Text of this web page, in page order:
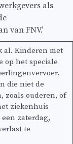
als
van FNV.’
al. Kinderen met
op het speciale
die niet de
zoals ouderen, of
ziekenhuis
zaterdag,
te